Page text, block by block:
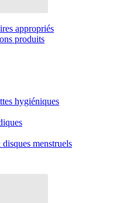
appropriés
produits
hygiéniques
menstruels